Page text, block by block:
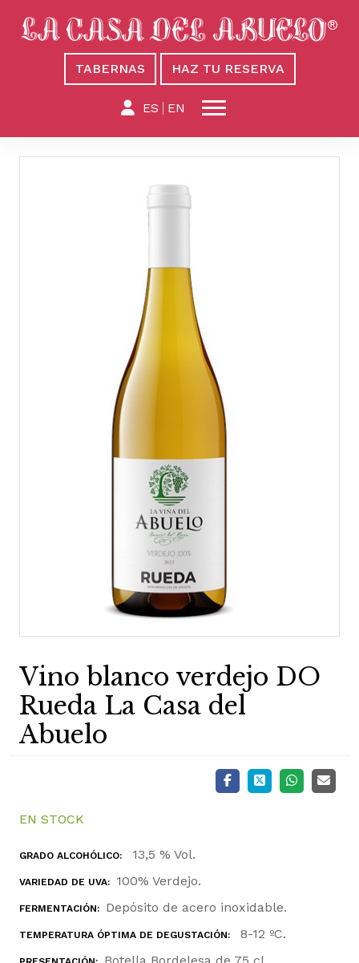
TABERNAS HAZ TU RESERVA
ES EN
Vino blanco verdejo DO
Rueda La Casa del
Abuelo
EN STOCK
GRADO ALCOHÓLICO: 13,5 % Vol.
VARIEDAD DE UVA: 100% Verdejo.
FERMENTACIÓN: Depósito de acero inoxidable.
TEMPERATURA ÓPTIMA DE DEGUSTACIÓN: 8-12 ºC.